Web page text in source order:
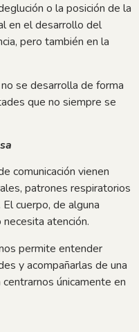
o la posición de la
en el desarrollo del
pero también en la
se desarrolla de forma
que no siempre se
comunicación vienen
patrones respiratorios
cuerpo, de alguna
atención.
permite entender
y acompañarlas de una
únicamente en